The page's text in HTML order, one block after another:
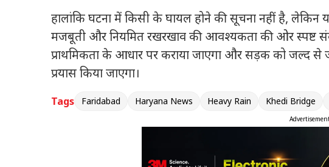
हालांकि घटना में किसी के घायल होने की सूचना नहीं है, लेकिन
मजबूती और नियमित रखरखाव की आवश्यकता की ओर स्पष्ट
प्राथमिकता के आधार पर कराया जाएगा और सड़क को जल्द से
प्रयास किया जाएगा।
Tags Faridabad Haryana News Heavy Rain Khedi Bridge